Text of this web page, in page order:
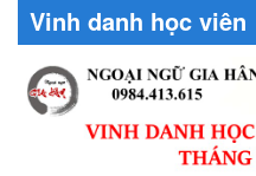
Vinh danh học viên